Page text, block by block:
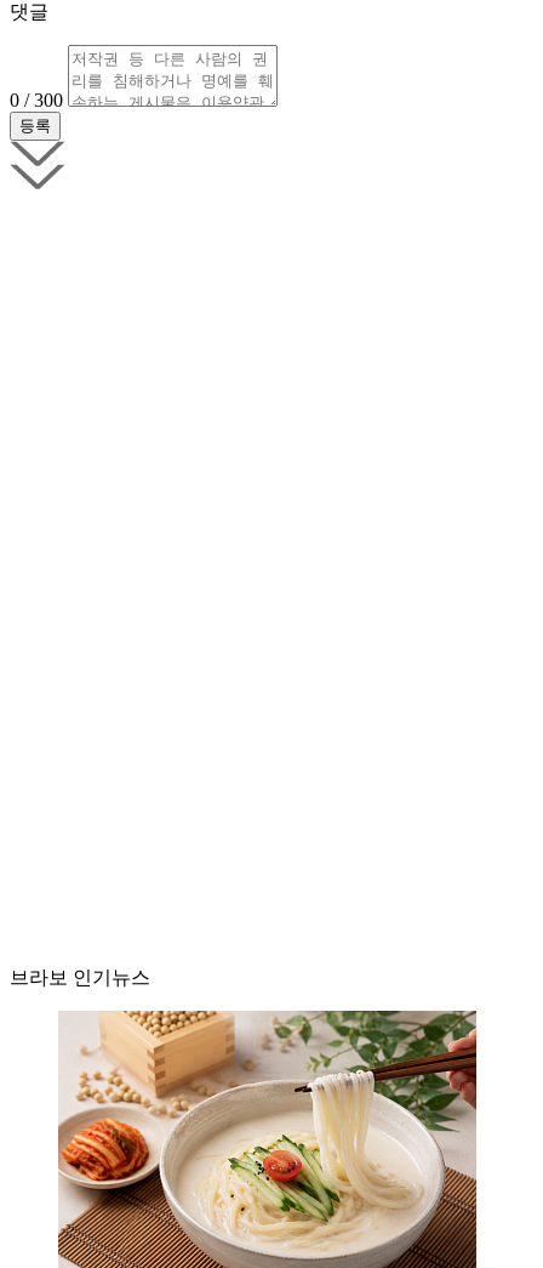
댓글
0 / 300
브라보 인기뉴스